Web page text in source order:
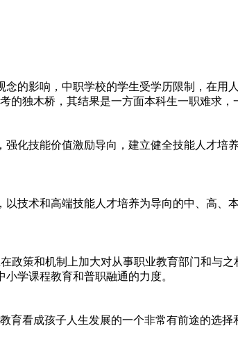
影响，中职学校的学生受学历限制，在用
独木桥，其结果是一方面本科生一职难求，
技能价值激励导向，建立健全技能人才培
术和高端技能人才培养为导向的中、高、
策和机制上加大对从事职业教育部门和与之
学课程教育和普职融通的力度。
看成孩子人生发展的一个非常有前途的选择